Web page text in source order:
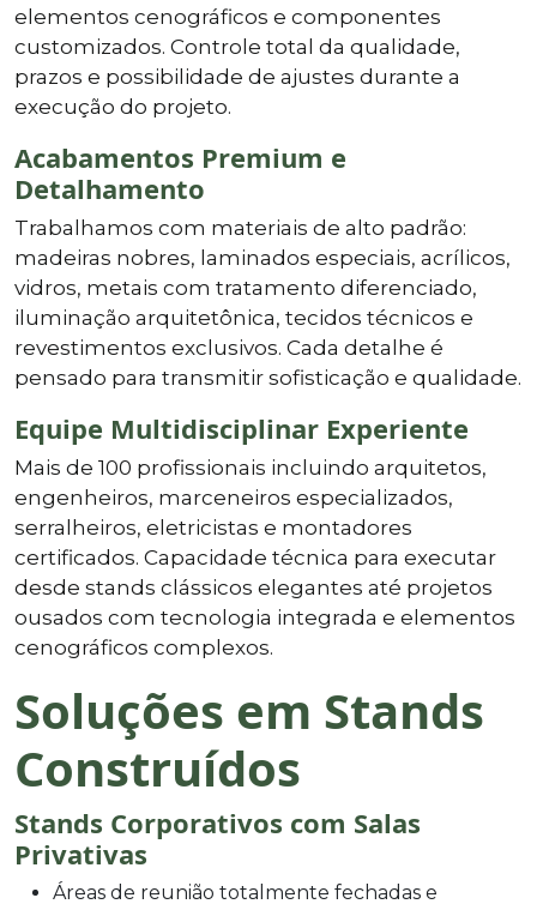
elementos cenográficos e componentes
customizados. Controle total da qualidade,
prazos e possibilidade de ajustes durante a
execução do projeto.
Acabamentos Premium e
Detalhamento
Trabalhamos com materiais de alto padrão:
madeiras nobres, laminados especiais, acrílicos,
vidros, metais com tratamento diferenciado,
iluminação arquitetônica, tecidos técnicos e
revestimentos exclusivos. Cada detalhe é
pensado para transmitir sofisticação e qualidade.
Equipe Multidisciplinar Experiente
Mais de 100 profissionais incluindo arquitetos,
engenheiros, marceneiros especializados,
serralheiros, eletricistas e montadores
certificados. Capacidade técnica para executar
desde stands clássicos elegantes até projetos
ousados com tecnologia integrada e elementos
cenográficos complexos.
Soluções em Stands
Construídos
Stands Corporativos com Salas
Privativas
Áreas de reunião totalmente fechadas e